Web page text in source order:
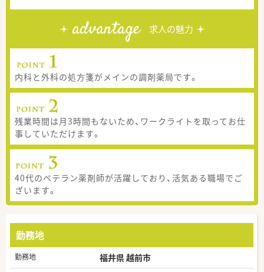
advantage 求人の魅力
内科と外科の処方箋がメインの調剤薬局です。
残業時間は月3時間もないため、ワークライトを取ってお仕
事していただけます。
40代のベテラン薬剤師が活躍しており、活気ある職場でご
ざいます。
勤務地
勤務地 福井県 越前市